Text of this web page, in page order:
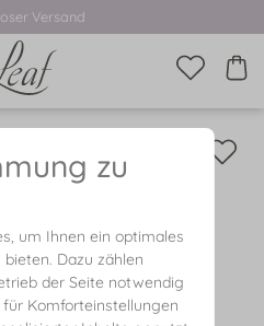
Versand
zu
um Ihnen ein optimales
Dazu zählen
der Seite notwendig
Komforteinstellungen